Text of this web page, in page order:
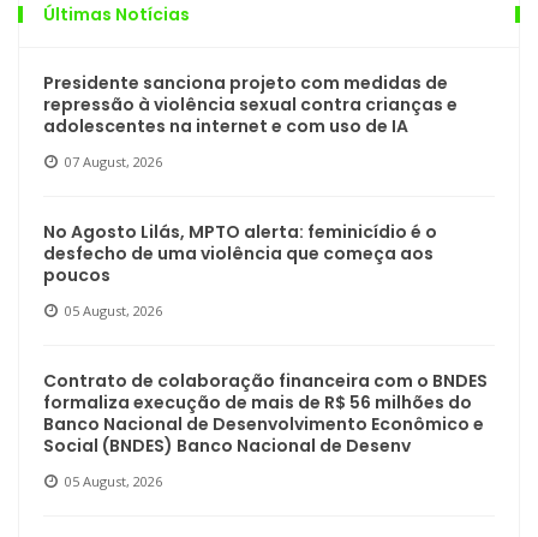
Últimas Notícias
Presidente sanciona projeto com medidas de
repressão à violência sexual contra crianças e
adolescentes na internet e com uso de IA
07 August, 2026
No Agosto Lilás, MPTO alerta: feminicídio é o
desfecho de uma violência que começa aos
poucos
05 August, 2026
Contrato de colaboração financeira com o BNDES
formaliza execução de mais de R$ 56 milhões do
Banco Nacional de Desenvolvimento Econômico e
Social (BNDES) Banco Nacional de Desenv
05 August, 2026